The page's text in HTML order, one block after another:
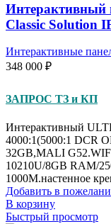
Classic Solution
Интерактивные
348 000 ₽
ЗАПРОС ТЗ и КП
Интерактивный
4000:1(5000:1 DCR
32GB,MALI
10210U/8GB RAM/
1000M.настенное
Добавить в
В корзину
Быстрый просмотр